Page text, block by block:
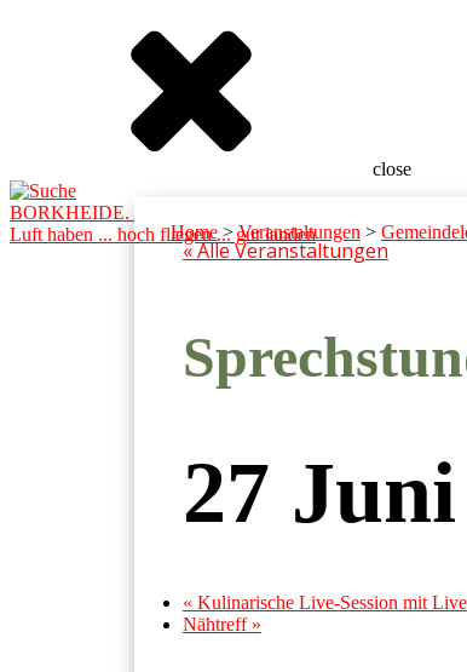
close
BORKHEIDE.
Luft haben ... hoch fliegen ... gut landen
Home>Veranstaltungen >
« Alle Veranstaltungen
27
« Kulinarische Live-Session mit
Nähtreff »